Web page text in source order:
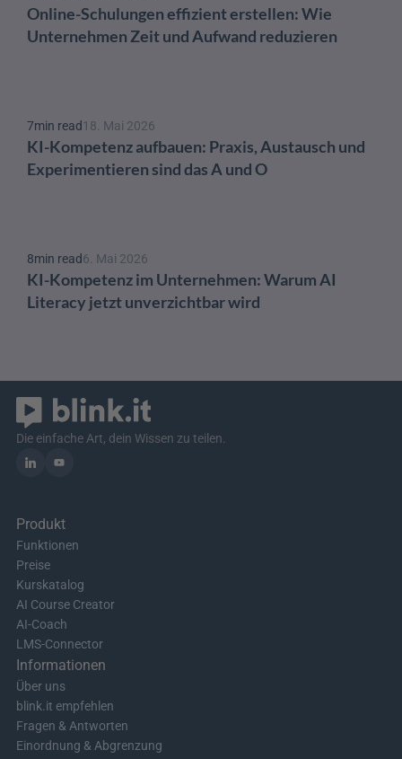
Online-Schulungen effizient erstellen: Wie
Unternehmen Zeit und Aufwand reduzieren
7min read18. Mai 2026
KI-Kompetenz aufbauen: Praxis, Austausch und
Experimentieren sind das A und O
8min read6. Mai 2026
KI-Kompetenz im Unternehmen: Warum AI
Literacy jetzt unverzichtbar wird
Die einfache Art, dein Wissen zu teilen.
Produkt
Funktionen
Preise
Kurskatalog
AI Course Creator
AI-Coach
LMS-Connector
Informationen
Über uns
blink.it empfehlen
Fragen & Antworten
Einordnung & Abgrenzung